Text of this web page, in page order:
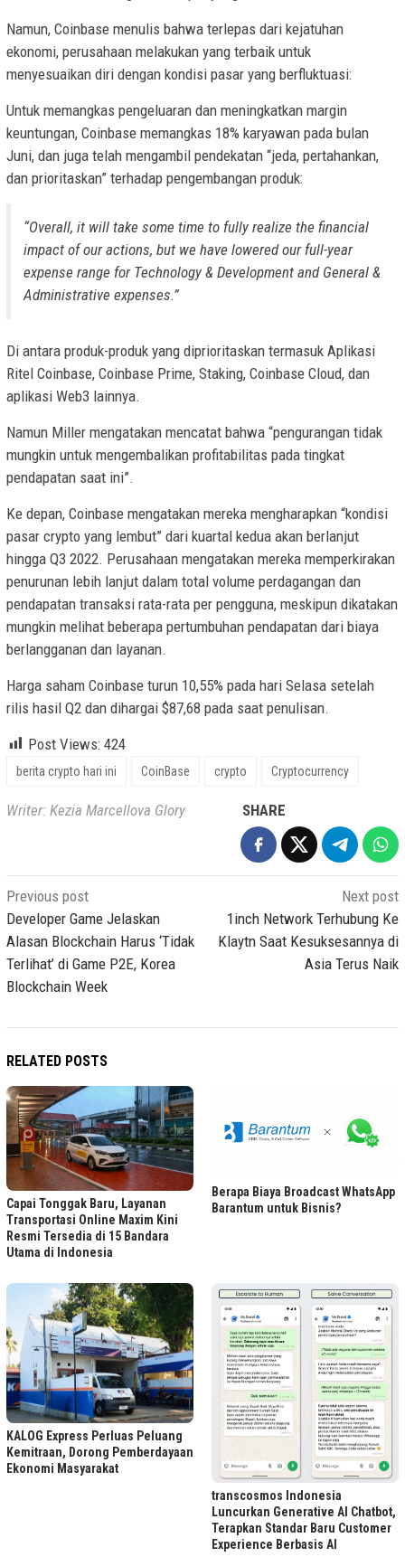
Namun, Coinbase menulis bahwa terlepas dari kejatuhan
ekonomi, perusahaan melakukan yang terbaik untuk
menyesuaikan diri dengan kondisi pasar yang berfluktuasi:
Untuk memangkas pengeluaran dan meningkatkan margin
keuntungan, Coinbase memangkas 18% karyawan pada bulan
Juni, dan juga telah mengambil pendekatan “jeda, pertahankan,
dan prioritaskan” terhadap pengembangan produk:
“Overall, it will take some time to fully realize the financial
impact of our actions, but we have lowered our full-year
expense range for Technology & Development and General &
Administrative expenses.”
Di antara produk-produk yang diprioritaskan termasuk Aplikasi
Ritel Coinbase, Coinbase Prime, Staking, Coinbase Cloud, dan
aplikasi Web3 lainnya.
Namun Miller mengatakan mencatat bahwa “pengurangan tidak
mungkin untuk mengembalikan profitabilitas pada tingkat
pendapatan saat ini”.
Ke depan, Coinbase mengatakan mereka mengharapkan “kondisi
pasar crypto yang lembut” dari kuartal kedua akan berlanjut
hingga Q3 2022. Perusahaan mengatakan mereka memperkirakan
penurunan lebih lanjut dalam total volume perdagangan dan
pendapatan transaksi rata-rata per pengguna, meskipun dikatakan
mungkin melihat beberapa pertumbuhan pendapatan dari biaya
berlangganan dan layanan.
Harga saham Coinbase turun 10,55% pada hari Selasa setelah
rilis hasil Q2 dan dihargai $87,68 pada saat penulisan.
Post Views: 424
berita crypto hari ini CoinBase crypto Cryptocurrency
Writer: Kezia Marcellova Glory SHARE
Post
navigation
Previous post
Developer Game Jelaskan
Alasan Blockchain Harus ‘Tidak
Terlihat’ di Game P2E, Korea
Blockchain Week
Next post
1inch Network Terhubung Ke
Klaytn Saat Kesuksesannya di
Asia Terus Naik
RELATED POSTS
Capai Tonggak Baru, Layanan
Transportasi Online Maxim Kini
Resmi Tersedia di 15 Bandara
Utama di Indonesia
Berapa Biaya Broadcast WhatsApp
Barantum untuk Bisnis?
KALOG Express Perluas Peluang
Kemitraan, Dorong Pemberdayaan
Ekonomi Masyarakat
transcosmos Indonesia
Luncurkan Generative AI Chatbot,
Terapkan Standar Baru Customer
Experience Berbasis AI